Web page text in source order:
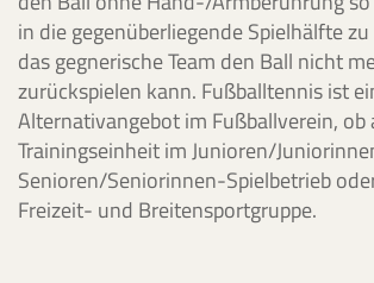
in die gegenüberliegende Spielhälfte
das gegnerische Team den Ball nicht
zurückspielen kann. Fußballtennis ist
Alternativangebot im Fußballverein, ob
Trainingseinheit im Junioren/
Senioren/Seniorinnen-Spielbetrieb
Freizeit- und Breitensportgruppe.